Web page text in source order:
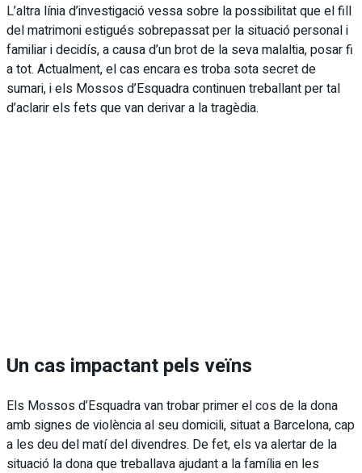
L’altra línia d’investigació vessa sobre la possibilitat que el fill
del matrimoni estigués sobrepassat per la situació personal i
familiar i decidís, a causa d’un brot de la seva malaltia, posar fi
a tot. Actualment, el cas encara es troba sota secret de
sumari, i els Mossos d’Esquadra continuen treballant per tal
d’aclarir els fets que van derivar a la tragèdia.
Un cas impactant pels veïns
Els Mossos d’Esquadra van trobar primer el cos de la dona
amb signes de violència al seu domicili, situat a Barcelona, cap
a les deu del matí del divendres. De fet, els va alertar de la
situació la dona que treballava ajudant a la família en les